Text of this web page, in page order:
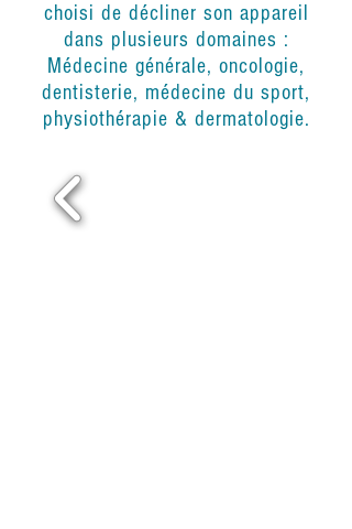
choisi de décliner son appareil
dans plusieurs domaines :
Médecine générale, oncologie,
dentisterie, médecine du sport,
physiothérapie & dermatologie.